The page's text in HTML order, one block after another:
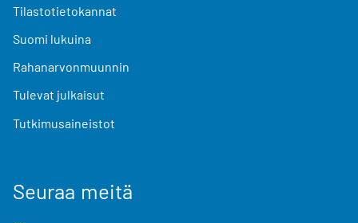
Tilastotietokannat
Suomi lukuina
Rahanarvonmuunnin
Tulevat julkaisut
Tutkimusaineistot
Seuraa meitä